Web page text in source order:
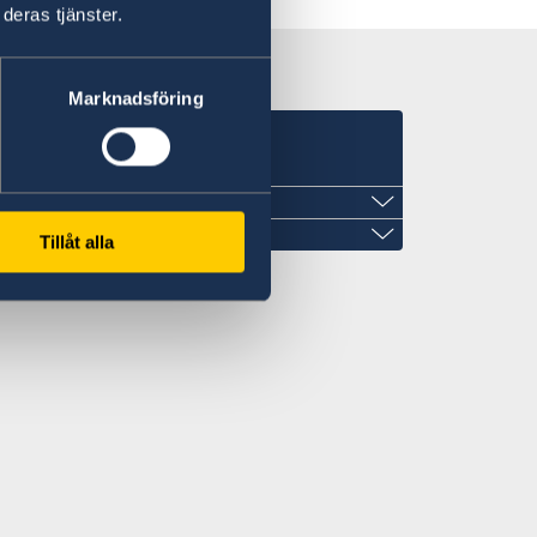
tjänster.
Marknadsföring
Tillåt alla